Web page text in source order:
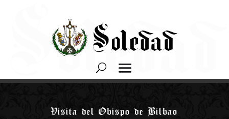
Visita del Obispo de Bilbao